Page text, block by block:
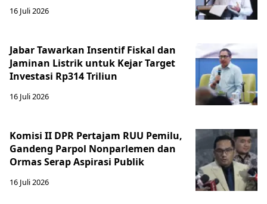
16 Juli 2026
Jabar Tawarkan Insentif Fiskal dan
Jaminan Listrik untuk Kejar Target
Investasi Rp314 Triliun
16 Juli 2026
Komisi II DPR Pertajam RUU Pemilu,
Gandeng Parpol Nonparlemen dan
Ormas Serap Aspirasi Publik
16 Juli 2026